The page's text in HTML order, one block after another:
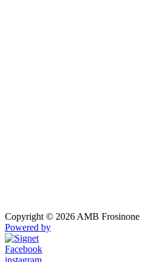
Copyright © 2026 AMB
Powered by
Facebook
instagram